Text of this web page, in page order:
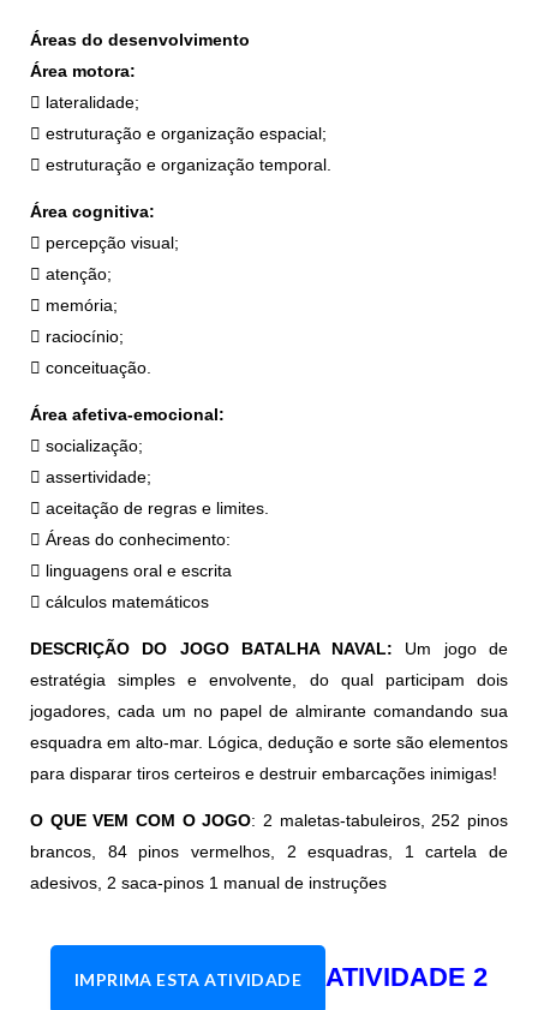
Áreas do desenvolvimento
Área motora:
 lateralidade;
 estruturação e organização espacial;
 estruturação e organização temporal.
Área cognitiva:
 percepção visual;
 atenção;
 memória;
 raciocínio;
 conceituação.
Área afetiva-emocional:
 socialização;
 assertividade;
 aceitação de regras e limites.
 Áreas do conhecimento:
 linguagens oral e escrita
 cálculos matemáticos
DESCRIÇÃO DO JOGO BATALHA NAVAL: Um jogo de
estratégia simples e envolvente, do qual participam dois
jogadores, cada um no papel de almirante comandando sua
esquadra em alto-mar. Lógica, dedução e sorte são elementos
para disparar tiros certeiros e destruir embarcações inimigas!
O QUE VEM COM O JOGO: 2 maletas-tabuleiros, 252 pinos
brancos, 84 pinos vermelhos, 2 esquadras, 1 cartela de
adesivos, 2 saca-pinos 1 manual de instruções
IMPRIMA ESTA ATIVIDADE
ATIVIDADE 2